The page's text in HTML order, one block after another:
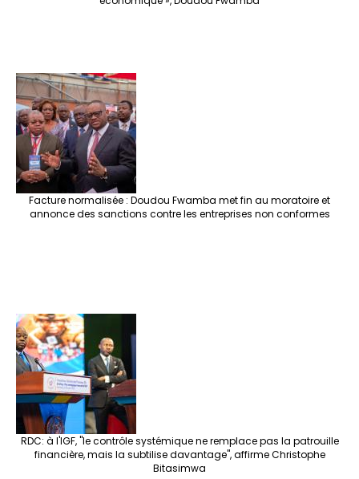
Facture normalisée : Doudou Fwamba met fin au moratoire et
annonce des sanctions contre les entreprises non conformes
RDC: à l'IGF, "le contrôle systémique ne remplace pas la patrouille
financière, mais la subtilise davantage", affirme Christophe
Bitasimwa